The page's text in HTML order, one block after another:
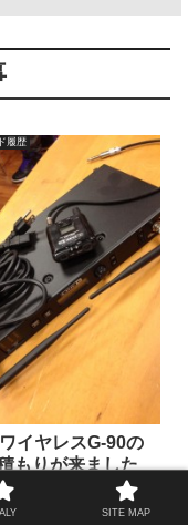
履歴
イヤレスG-90の
もりが来ました
♪
、ラインシックスのワイ
SITE MAP